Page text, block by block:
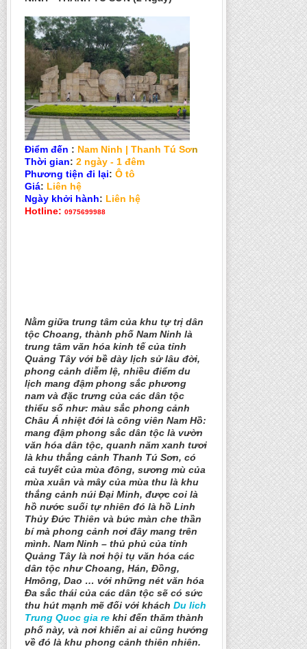
Điểm đến : Nam Ninh | Thanh Tú Sơn
Thời gian: 2 ngày - 1 đêm
Phương tiện đi lại: Ô tô
Giá: Liên hệ
Ngày khởi hành: Liên hệ
Hotline: 0975699988
Nằm giữa trung tâm của khu tự trị dân
tộc Choang, thành phố Nam Ninh là
trung tâm văn hóa kinh tế của tỉnh
Quảng Tây với bề dày lịch sử lâu đời,
phong cảnh diễm lệ, nhiều điểm du
lịch mang đậm phong sắc phương
nam và đặc trưng của các dân tộc
thiểu số như: màu sắc phong cảnh
Châu Á nhiệt đới là công viên Nam Hồ:
mang đậm phong sắc dân tộc là vườn
văn hóa dân tộc, quanh năm xanh tươi
là khu thẳng cảnh Thanh Tú Sơn, có
cả tuyết của mùa đông, sương mù của
mùa xuân và mây của mùa thu là khu
thắng cảnh núi Đại Minh, được coi là
hồ nước suối tự nhiên đó là hồ Linh
Thủy Đức Thiên và bức màn che thần
bí mà phong cảnh nơi đây mang trên
mình. Nam Ninh – thủ phủ của tỉnh
Quảng Tây là nơi hội tụ văn hóa các
dân tộc như Choang, Hán, Đồng,
Hmông, Dao … với những nét văn hóa
Đa sắc thái của các dân tộc sẽ có sức
thu hút mạnh mẽ đối với khách Du lich
Trung Quoc gia re khi đến thăm thành
phố này, và nơi khiến ai ai cũng hướng
về đó là khu phong cảnh thiên nhiên.